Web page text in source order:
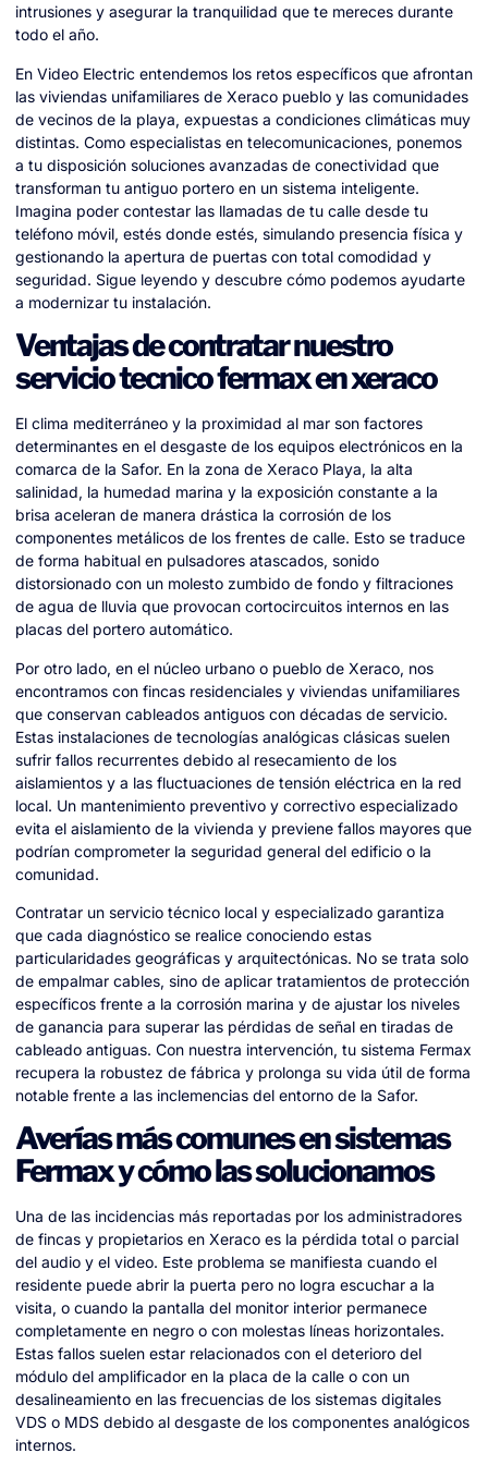
intrusiones y asegurar la tranquilidad que te mereces durante
todo el año.
En Video Electric entendemos los retos específicos que afrontan
las viviendas unifamiliares de Xeraco pueblo y las comunidades
de vecinos de la playa, expuestas a condiciones climáticas muy
distintas. Como especialistas en telecomunicaciones, ponemos
a tu disposición soluciones avanzadas de conectividad que
transforman tu antiguo portero en un sistema inteligente.
Imagina poder contestar las llamadas de tu calle desde tu
teléfono móvil, estés donde estés, simulando presencia física y
gestionando la apertura de puertas con total comodidad y
seguridad. Sigue leyendo y descubre cómo podemos ayudarte
a modernizar tu instalación.
Ventajas de contratar nuestro
servicio tecnico fermax en xeraco
El clima mediterráneo y la proximidad al mar son factores
determinantes en el desgaste de los equipos electrónicos en la
comarca de la Safor. En la zona de Xeraco Playa, la alta
salinidad, la humedad marina y la exposición constante a la
brisa aceleran de manera drástica la corrosión de los
componentes metálicos de los frentes de calle. Esto se traduce
de forma habitual en pulsadores atascados, sonido
distorsionado con un molesto zumbido de fondo y filtraciones
de agua de lluvia que provocan cortocircuitos internos en las
placas del portero automático.
Por otro lado, en el núcleo urbano o pueblo de Xeraco, nos
encontramos con fincas residenciales y viviendas unifamiliares
que conservan cableados antiguos con décadas de servicio.
Estas instalaciones de tecnologías analógicas clásicas suelen
sufrir fallos recurrentes debido al resecamiento de los
aislamientos y a las fluctuaciones de tensión eléctrica en la red
local. Un mantenimiento preventivo y correctivo especializado
evita el aislamiento de la vivienda y previene fallos mayores que
podrían comprometer la seguridad general del edificio o la
comunidad.
Contratar un servicio técnico local y especializado garantiza
que cada diagnóstico se realice conociendo estas
particularidades geográficas y arquitectónicas. No se trata solo
de empalmar cables, sino de aplicar tratamientos de protección
específicos frente a la corrosión marina y de ajustar los niveles
de ganancia para superar las pérdidas de señal en tiradas de
cableado antiguas. Con nuestra intervención, tu sistema Fermax
recupera la robustez de fábrica y prolonga su vida útil de forma
notable frente a las inclemencias del entorno de la Safor.
Averías más comunes en sistemas
Fermax y cómo las solucionamos
Una de las incidencias más reportadas por los administradores
de fincas y propietarios en Xeraco es la pérdida total o parcial
del audio y el video. Este problema se manifiesta cuando el
residente puede abrir la puerta pero no logra escuchar a la
visita, o cuando la pantalla del monitor interior permanece
completamente en negro o con molestas líneas horizontales.
Estas fallos suelen estar relacionados con el deterioro del
módulo del amplificador en la placa de la calle o con un
desalineamiento en las frecuencias de los sistemas digitales
VDS o MDS debido al desgaste de los componentes analógicos
internos.